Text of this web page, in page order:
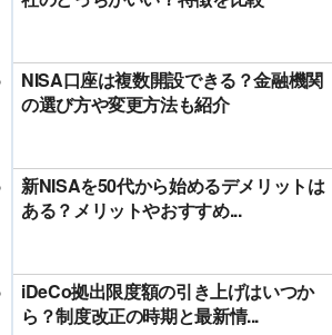
NISA口座は複数開設できる？金融機関
の選び方や変更方法も紹介
新NISAを50代から始めるデメリットは
ある？メリットやおすすめ...
iDeCo拠出限度額の引き上げはいつか
ら？制度改正の時期と最新情...